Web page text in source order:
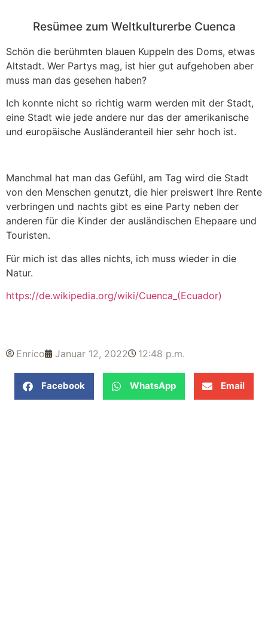
Resümee zum Weltkulturerbe Cuenca
Schön die berühmten blauen Kuppeln des Doms, etwas
Altstadt. Wer Partys mag, ist hier gut aufgehoben aber
muss man das gesehen haben?
Ich konnte nicht so richtig warm werden mit der Stadt,
eine Stadt wie jede andere nur das der amerikanische
und europäische Ausländeranteil hier sehr hoch ist.
Manchmal hat man das Gefühl, am Tag wird die Stadt
von den Menschen genutzt, die hier preiswert Ihre Rente
verbringen und nachts gibt es eine Party neben der
anderen für die Kinder der ausländischen Ehepaare und
Touristen.
Für mich ist das alles nichts, ich muss wieder in die
Natur.
https://de.wikipedia.org/wiki/Cuenca_(Ecuador)
Enrico Januar 12, 2022 12:48 p.m.
Facebook WhatsApp Email